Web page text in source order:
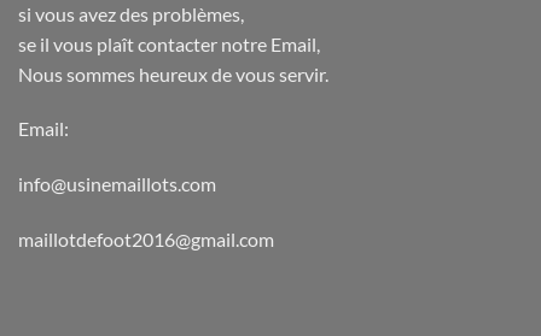
si vous avez des problèmes,
se il vous plaît contacter notre Email,
Nous sommes heureux de vous servir.
Email:
info@usinemaillots.com
maillotdefoot2016@gmail.com